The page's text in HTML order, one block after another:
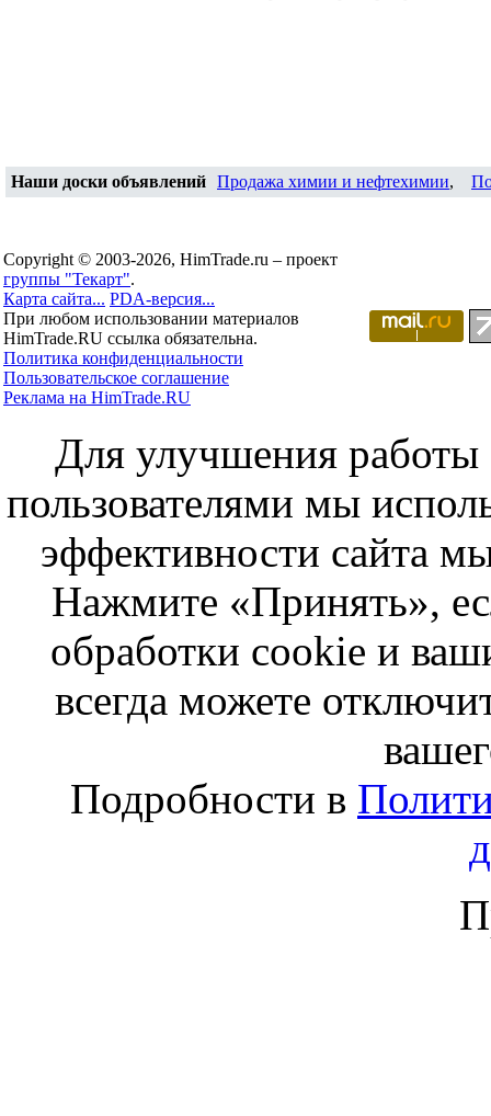
Наши доски объявлений Продажа химии и нефтехимии,
Copyright © 2003-2026, HimTrade.ru – проект
группы "Текарт".
Карта сайта... PDA-версия...
При любом использовании материалов
HimTrade.RU ссылка обязательна.
Политика конфиденциальности
Пользовательское соглашение
Реклама на HimTrade.RU
Для улучшения работы
пользователями мы
эффективности сайта
Нажмите «Принять»,
обработки cookie и
всегда можете
Подробности в